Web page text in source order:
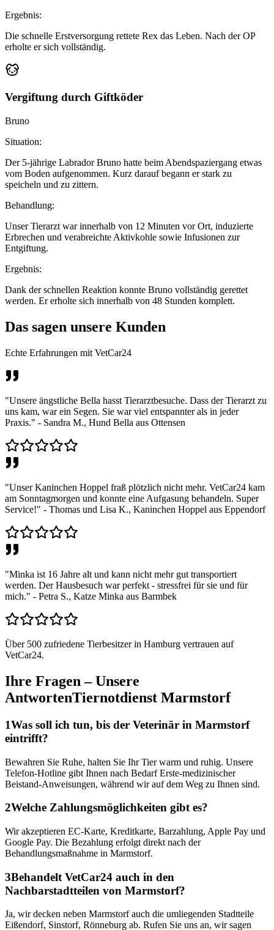
Ergebnis:
Die schnelle Erstversorgung rettete Rex das Leben. Nach der OP
erholte er sich vollständig.
Vergiftung durch Giftköder
Bruno
Situation:
Der 5-jährige Labrador Bruno hatte beim Abendspaziergang etwas
vom Boden aufgenommen. Kurz darauf begann er stark zu
speicheln und zu zittern.
Behandlung:
Unser Tierarzt war innerhalb von 12 Minuten vor Ort, induzierte
Erbrechen und verabreichte Aktivkohle sowie Infusionen zur
Entgiftung.
Ergebnis:
Dank der schnellen Reaktion konnte Bruno vollständig gerettet
werden. Er erholte sich innerhalb von 48 Stunden komplett.
Das sagen unsere Kunden
Echte Erfahrungen mit VetCar24
"Unsere ängstliche Bella hasst Tierarztbesuche. Dass der Tierarzt zu
uns kam, war ein Segen. Sie war viel entspannter als in jeder
Praxis." - Sandra M., Hund Bella aus Ottensen
"Unser Kaninchen Hoppel fraß plötzlich nicht mehr. VetCar24 kam
am Sonntagmorgen und konnte eine Aufgasung behandeln. Super
Service!" - Thomas und Lisa K., Kaninchen Hoppel aus Eppendorf
"Minka ist 16 Jahre alt und kann nicht mehr gut transportiert
werden. Der Hausbesuch war perfekt - stressfrei für sie und für
mich." - Petra S., Katze Minka aus Barmbek
Über 500 zufriedene Tierbesitzer in Hamburg vertrauen auf
VetCar24.
Ihre Fragen – Unsere
AntwortenTiernotdienst Marmstorf
1Was soll ich tun, bis der Veterinär in Marmstorf
eintrifft?
Bewahren Sie Ruhe, halten Sie Ihr Tier warm und ruhig. Unsere
Telefon-Hotline gibt Ihnen nach Bedarf Erste-medizinischer
Beistand-Anweisungen, während wir auf dem Weg zu Ihnen sind.
2Welche Zahlungsmöglichkeiten gibt es?
Wir akzeptieren EC-Karte, Kreditkarte, Barzahlung, Apple Pay und
Google Pay. Die Bezahlung erfolgt direkt nach der
Behandlungsmaßnahme in Marmstorf.
3Behandelt VetCar24 auch in den
Nachbarstadtteilen von Marmstorf?
Ja, wir decken neben Marmstorf auch die umliegenden Stadtteile
Eißendorf, Sinstorf, Rönneburg ab. Rufen Sie uns an, wir sagen